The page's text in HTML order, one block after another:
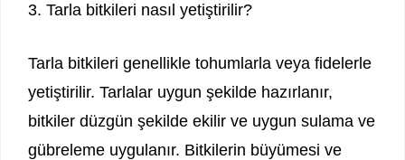
3. Tarla bitkileri nasıl yetiştirilir?
Tarla bitkileri genellikle tohumlarla veya fidelerle
yetiştirilir. Tarlalar uygun şekilde hazırlanır,
bitkiler düzgün şekilde ekilir ve uygun sulama ve
gübreleme uygulanır. Bitkilerin büyümesi ve